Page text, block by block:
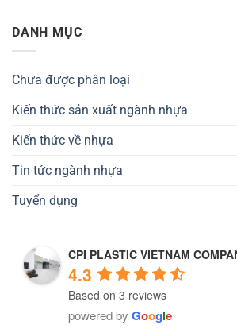
DANH MỤC
Chưa được phân loại
Kiến thức sản xuất ngành nhựa
Kiến thức về nhựa
Tin tức ngành nhựa
Tuyển dụng
CPI PLASTIC VIETNAM
4.3
Based on 3 reviews
powered by Google